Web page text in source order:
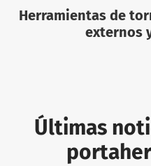
Herramientas de
externos
Últimas